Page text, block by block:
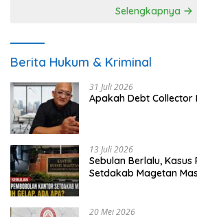
Selengkapnya
Berita Hukum & Kriminal
31 Juli 2026
Apakah Debt Collector
13 Juli 2026
Sebulan Berlalu,
Setdakab Magetan
20 Mei 2026